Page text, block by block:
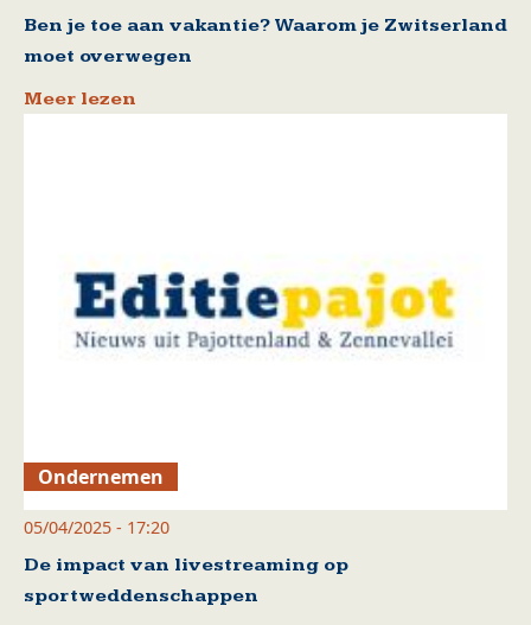
Ben je toe aan vakantie? Waarom je Zwitserland
moet overwegen
Meer lezen
Ondernemen
05/04/2025 - 17:20
De impact van livestreaming op
sportweddenschappen